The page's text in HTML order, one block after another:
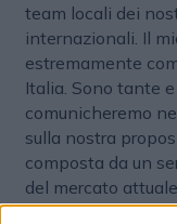
team locali dei
internazionali. Il
estremamente
Italia. Sono tante
comunicheremo
sulla nostra
composta da un
del mercato
Levy, Presidente